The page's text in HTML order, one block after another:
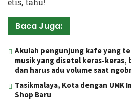
Baca Juga:
Akulah pengunjung kafe yang
musik yang disetel keras-
dan harus adu volume saat
Tasikmalaya, Kota dengan UMK
Shop Baru